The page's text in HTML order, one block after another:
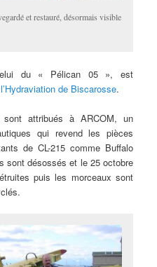
et restauré, désormais visible
du « Pélican 05 », est
de Biscarosse.
attribués à ARCOM, un
qui revend les pièces
de CL-215 comme Buffalo
sont désossés et le 25 octobre
puis les morceaux sont